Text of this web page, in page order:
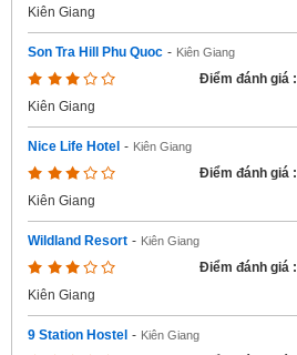
Kiên Giang
Son Tra Hill Phu Quoc - Kiên Giang
Điểm đánh giá :
Kiên Giang
Nice Life Hotel - Kiên Giang
Điểm đánh giá :
Kiên Giang
Wildland Resort - Kiên Giang
Điểm đánh giá :
Kiên Giang
9 Station Hostel - Kiên Giang